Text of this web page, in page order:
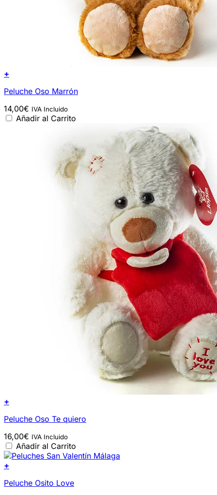
+
Peluche Oso Marrón
14,00€ IVA Incluido
Añadir al Carrito
+
Peluche Oso Te quiero
16,00€ IVA Incluido
Añadir al Carrito
+
Peluche Osito Love